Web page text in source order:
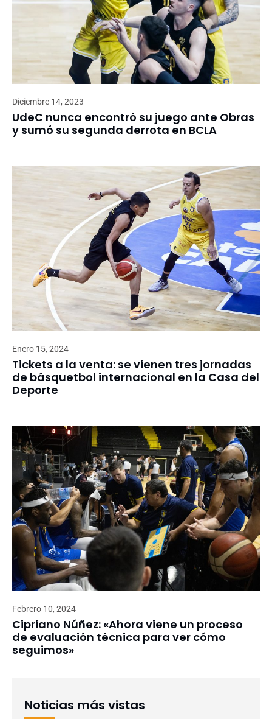
Diciembre 14, 2023
UdeC nunca encontró su juego ante Obras
y sumó su segunda derrota en BCLA
Enero 15, 2024
Tickets a la venta: se vienen tres jornadas
de básquetbol internacional en la Casa del
Deporte
Febrero 10, 2024
Cipriano Núñez: «Ahora viene un proceso
de evaluación técnica para ver cómo
seguimos»
Noticias más vistas